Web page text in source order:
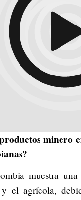
minero
muestra una
el agrícola,